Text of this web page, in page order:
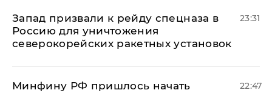
Запад призвали к рейду спецназа в
Россию для уничтожения
северокорейских ракетных установок
23:31
Минфину РФ пришлось начать
22:47